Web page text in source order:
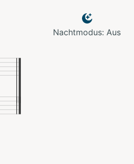
Nachtmodus: Aus